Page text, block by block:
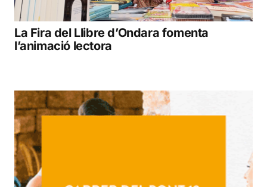
La Fira del Llibre d’Ondara fomenta
l’animació lectora